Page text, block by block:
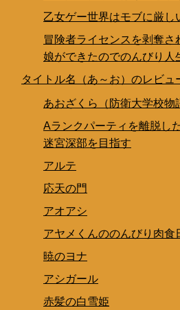
乙女ゲー世界はモブに厳し
冒険者ライセンスを剥奪
娘ができたのでのんびり人
タイトル名（あ～お）のレビュ
あおざくら（防衛大学校物
Aランクパーティを離脱し
迷宮深部を目指す
アルテ
応天の門
アオアシ
アヤメくんののんびり肉食
暁のヨナ
アシガール
赤髪の白雪姫